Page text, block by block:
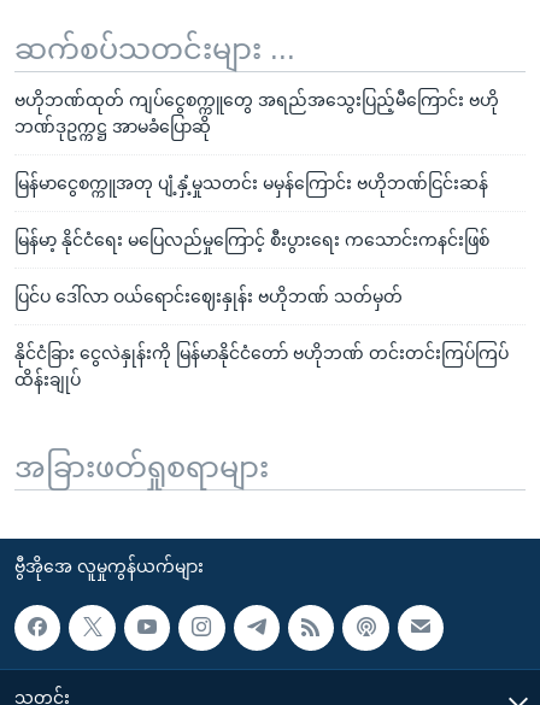
ဆက်စပ်သတင်းများ ...
ဗဟိုဘဏ်ထုတ် ကျပ်ငွေစက္ကူတွေ အရည်အသွေးပြည့်မီကြောင်း ဗဟို
ဘဏ်ဒုဥက္ကဋ္ဌ အာမခံပြောဆို
မြန်မာငွေစက္ကူအတု ပျံ့နှံ့မှုသတင်း မမှန်ကြောင်း ဗဟိုဘဏ်ငြင်းဆန်
မြန်မာ့ နိုင်ငံရေး မပြေလည်မှုကြောင့် စီးပွားရေး ကသောင်းကနင်းဖြစ်
ပြင်ပ ဒေါ်လာ ဝယ်ရောင်းဈေးနှုန်း ဗဟိုဘဏ် သတ်မှတ်
နိုင်ငံခြား ငွေလဲနှုန်းကို မြန်မာနိုင်ငံတော် ဗဟိုဘဏ် တင်းတင်းကြပ်ကြပ်
ထိန်းချုပ်
အခြားဖတ်ရှုစရာများ
ဗွီအိုအေ လူမှုကွန်ယက်များ
သတင်း